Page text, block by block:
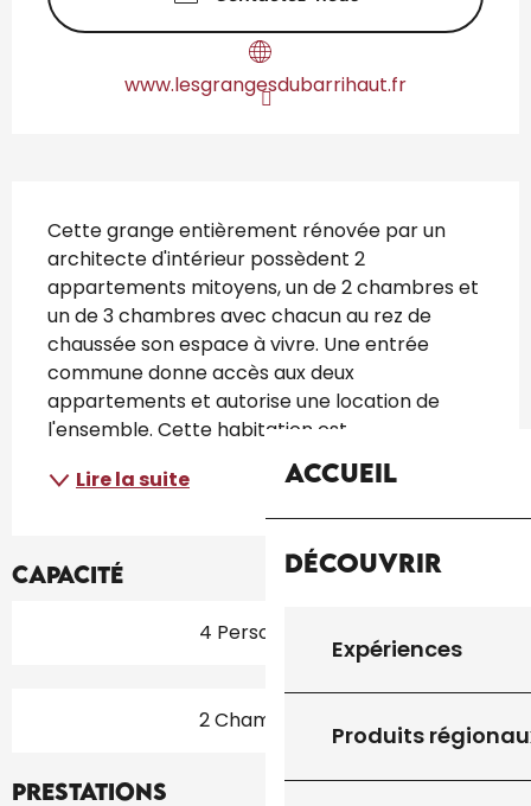
Accueil
Découvrir
Expériences
Produits
www.lesgrangesdubarrihaut.fr
Cette grange entièrement rénovée par un
architecte d'intérieur possèdent 2
appartements mitoyens, un de 2 chambres et
un de 3 chambres avec chacun au rez de
chaussée son espace à vivre. Une entrée
commune donne accès aux deux
appartements et autorise une location de
l'ensemble. Cette habitation est...
Lire la suite
Capacité
4 Personne(s)
2 Chambre(s)
Prestations